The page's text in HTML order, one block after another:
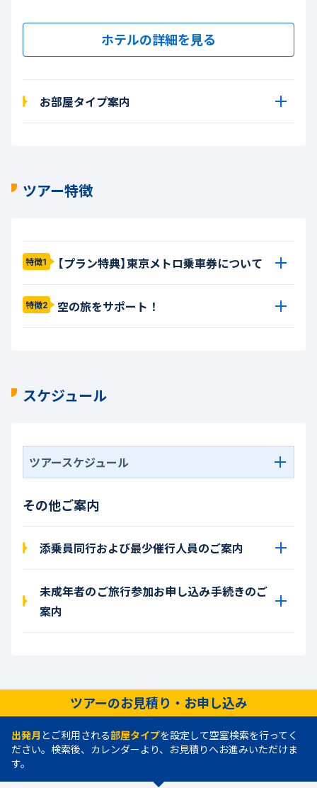
ホテルの詳細を見る
お部屋タイプ案内
ツアー特徴
特徴1 【プラン特典】東京メトロ乗車券について
特徴2 空の旅をサポート！
スケジュール
ツアースケジュール
その他ご案内
添乗員同行および最少催行人員のご案内
未成年者のご旅行参加お申し込み手続きのご
案内
ツアーのお見積り・お申し込み
出発月 とご利用される部屋タイプを設定して空室検索を行ってく
ださい。検索後、カレンダーより、お見積りへお進みいただけま
す。